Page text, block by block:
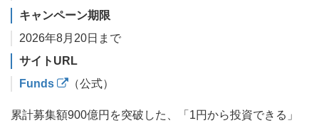
キャンペーン期限
2026年8月20日まで
サイトURL
Funds
（公式）
累計募集額900億円を突破した、「1円から投資できる」